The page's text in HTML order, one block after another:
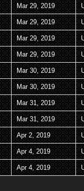
Mar 29, 2019
Mar 29, 2019
Mar 29, 2019
Mar 29, 2019
Mar 30, 2019
Mar 30, 2019
Mar 31, 2019
Mar 31, 2019
Apr 2, 2019
Apr 4, 2019
Apr 4, 2019